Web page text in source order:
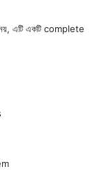
এটি একটি complete